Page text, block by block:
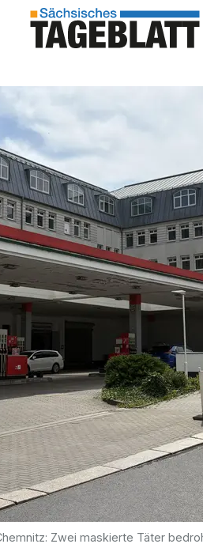
Zwei maskierte Täter